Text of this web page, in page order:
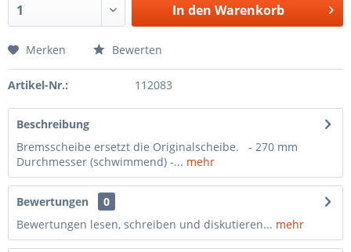
In den Warenkorb
Merken Bewerten
Artikel-Nr.: 112083
Beschreibung
Bremsscheibe ersetzt die Originalscheibe. - 270 mm
Durchmesser (schwimmend) -... mehr
Bewertungen
0
Bewertungen lesen, schreiben und diskutieren... mehr